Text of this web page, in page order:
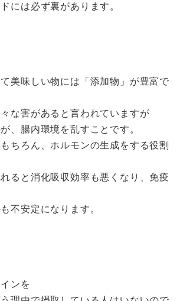
には必ず裏があります。
美味しい物には「添加物」が豊富で
な害があると言われていますが
、腸内環境を乱すことです。
ちろん、ホルモンの生成をする役割
ると消化吸収効率も悪くなり、免疫
不安定になります。
ンを